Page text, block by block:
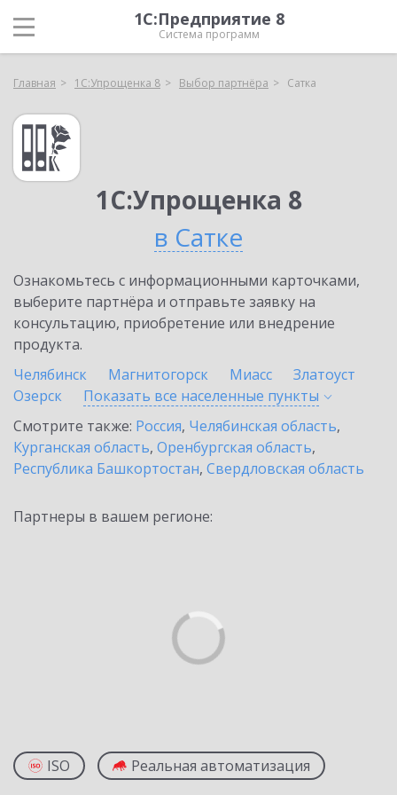
1С:Предприятие 8
Система программ
Главная 1С:Упрощенка 8 Выбор партнёра Сатка
1С:Упрощенка 8
в Сатке
Ознакомьтесь с информационными карточками,
выберите партнёра и отправьте заявку на
консультацию, приобретение или внедрение
продукта.
Челябинск
Магнитогорск Миасс
Златоуст
Озерск
Показать все населенные пункты
Смотрите также: Россия, Челябинская область,
Курганская область, Оренбургская область,
Республика Башкортостан, Свердловская область
Партнеры в вашем регионе:
ISO Реальная автоматизация